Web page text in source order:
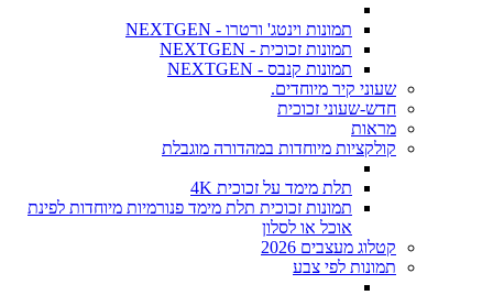
תמונות וינטג' ורטרו - NEXTGEN
תמונות זכוכית - NEXTGEN
תמונות קנבס - NEXTGEN
שעוני קיר מיוחדים.
חדש-שעוני זכוכית
מראות
קולקציות מיוחדות במהדורה מוגבלת
תלת מימד על זכוכית 4K
תמונות זכוכית תלת מימד פנורמיות מיוחדות לפינת
אוכל או לסלון
קטלוג מעצבים 2026
תמונות לפי צבע